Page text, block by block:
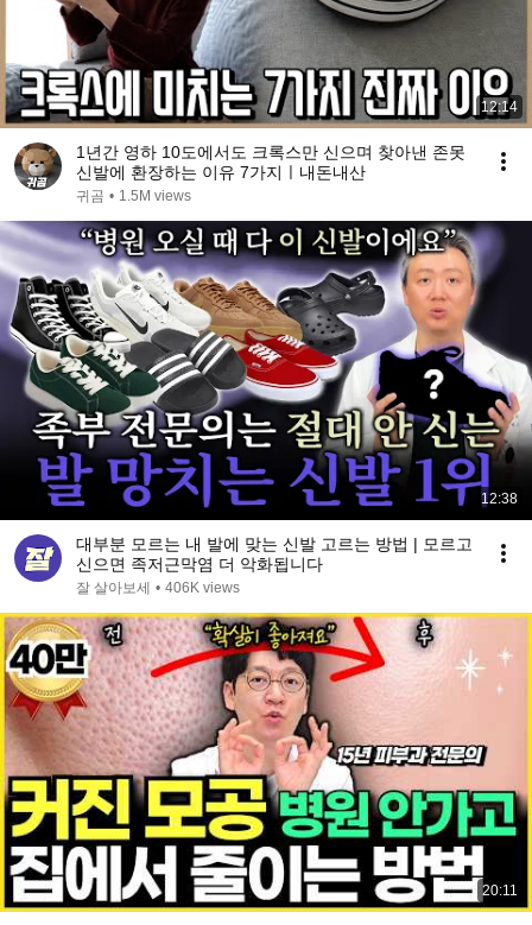
12:14
1년간 영하 10도에서도 크록스만 신으며 찾아낸 존못
신발에 환장하는 이유 7가지ㅣ내돈내산
귀곰 • 1.5M views
12:38
대부분 모르는 내 발에 맞는 신발 고르는 방법 | 모르고
신으면 족저근막염 더 악화됩니다
잘 살아보세 • 406K views
20:11